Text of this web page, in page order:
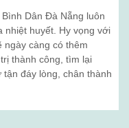
Dân Đà Nẵng luôn
nhiệt huyết. Hy vọng với
ngày càng có thêm
thành công, tìm lại
đáy lòng, chân thành